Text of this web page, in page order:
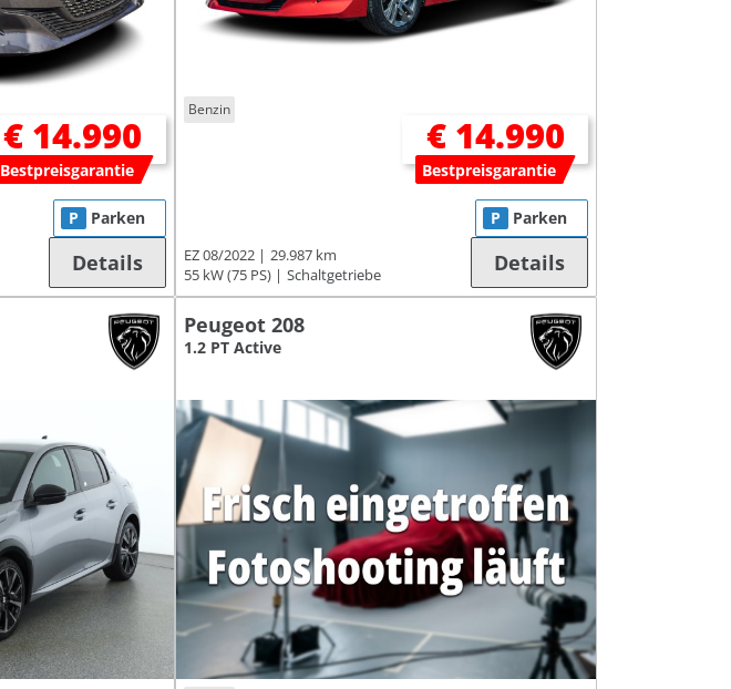
€ 14.990
Bestpreisgarantie
P Parken
Details
Benzin
€ 14.990
Bestpreisgarantie
EZ 08/2022
29.987 km
55 kW (75 PS)
Schaltgetriebe
P Parken
Details
Peugeot 208
1.2 PT Active